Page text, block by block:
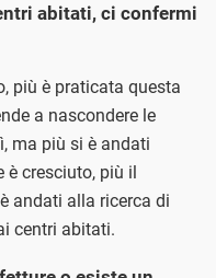
abitati, ci confermi
più è praticata questa
a nascondere le
ma più si è andati
è cresciuto, più il
andati alla ricerca di
centri abitati.